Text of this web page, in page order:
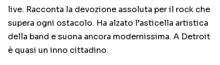
live. Racconta la devozione assoluta per il rock che
supera ogni ostacolo. Ha alzato l’asticella artistica
della band e suona ancora modernissima. A Detroit
è quasi un inno cittadino.